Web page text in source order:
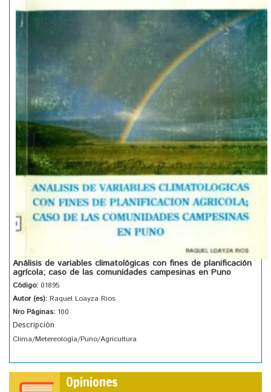
Análisis de variables climatológicas con fines de planificación
agrícola; caso de las comunidades campesinas en Puno
Código: 01895
Autor (es): Raquel Loayza Rios
Nro Páginas: 100
Descripción
Clima/Metereología/Puno/Agricultura
Opiniones